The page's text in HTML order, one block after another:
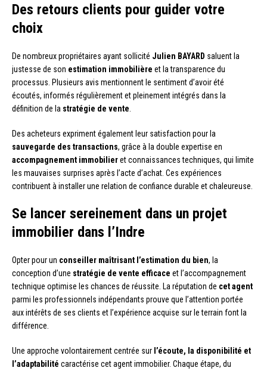
Des retours clients pour guider votre
choix
De nombreux propriétaires ayant sollicité Julien BAYARD saluent la
justesse de son estimation immobilière et la transparence du
processus. Plusieurs avis mentionnent le sentiment d’avoir été
écoutés, informés régulièrement et pleinement intégrés dans la
définition de la stratégie de vente
Des acheteurs expriment également leur satisfaction pour la
sauvegarde des transactions, grâce à la double expertise en
accompagnement immobilieret connaissances techniques, qui limite
les mauvaises surprises après l’acte d’achat. Ces expériences
contribuent à installer une relation de confiance durable et chaleureuse.
Se lancer sereinement dans un projet
immobilier dans l’Indre
Opter pour un conseiller maîtrisant l’estimation du bien, la
conception d’une stratégie de vente efficace et l’accompagnement
technique optimise les chances de réussite. La réputation de cet agent
parmi les professionnels indépendants prouve que l’attention portée
aux intérêts de ses clients et l’expérience acquise sur le terrain font la
différence.
Une approche volontairement centrée sur l’écoute, la disponibilité et
l’adaptabilité caractérise cet agent immobilier. Chaque étape, du